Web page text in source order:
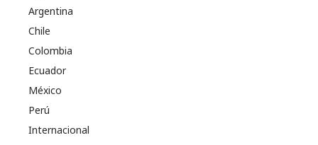
Argentina
Chile
Colombia
Ecuador
México
Perú
Internacional